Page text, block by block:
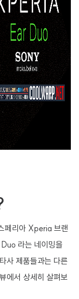
페리아 Xperia 브랜
라는 네이밍을
사 제품들과는 다른
에서 상세히 살펴보